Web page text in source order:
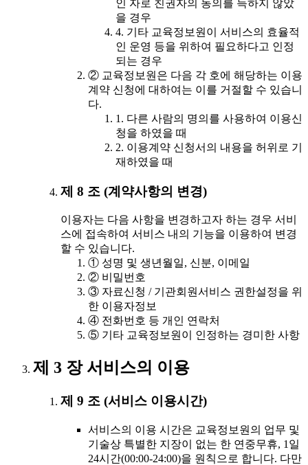
인 자로 친권자의 동의를 득하지 않았
을 경우
4. 기타 교육정보원이 서비스의 효율적
인 운영 등을 위하여 필요하다고 인정
되는 경우
② 교육정보원은 다음 각 호에 해당하는 이용
계약 신청에 대하여는 이를 거절할 수 있습니
다.
1. 다른 사람의 명의를 사용하여 이용신
청을 하였을 때
2. 이용계약 신청서의 내용을 허위로 기
재하였을 때
제 8 조 (계약사항의 변경)
이용자는 다음 사항을 변경하고자 하는 경우 서비
스에 접속하여 서비스 내의 기능을 이용하여 변경
할 수 있습니다.
① 성명 및 생년월일, 신분, 이메일
② 비밀번호
③ 자료신청 / 기관회원서비스 권한설정을 위
한 이용자정보
④ 전화번호 등 개인 연락처
⑤ 기타 교육정보원이 인정하는 경미한 사항
제 3 장 서비스의 이용
제 9 조 (서비스 이용시간)
서비스의 이용 시간은 교육정보원의 업무 및
기술상 특별한 지장이 없는 한 연중무휴, 1일
24시간(00:00-24:00)을 원칙으로 합니다. 다만